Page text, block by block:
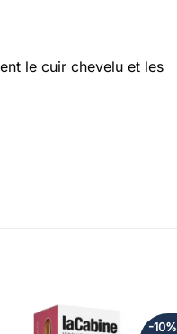
le cuir chevelu et les
-10%